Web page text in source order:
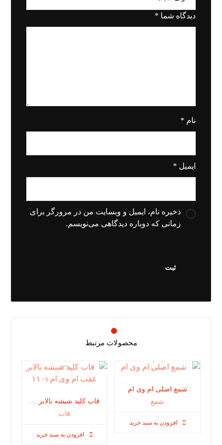
دیدگاه شما *
نام *
ایمیل *
ذخیره نام، ایمیل و وبسایت من در مرورگر برای
زمانی که دوباره دیدگاهی می‌نویسم.
محصولات مرتبط
شمع اصلی ام وی ام
شمع
افزودن به سبد خرید
قاب
افزودن به سبد خرید